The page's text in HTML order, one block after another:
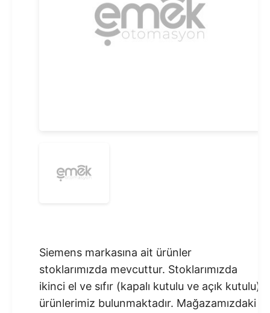
Siemens markasına ait ürünler
stoklarımızda mevcuttur. Stoklarımızda
ikinci el ve sıfır (kapalı kutulu ve açık kutulu)
ürünlerimiz bulunmaktadır.​ Mağazamızdaki